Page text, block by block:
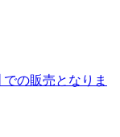
での販売となりま